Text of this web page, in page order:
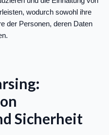
wodurch sowohl ihre
der Personen, deren Daten
Sicherheit